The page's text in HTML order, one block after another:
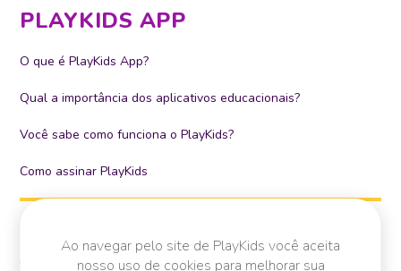
PLAYKIDS APP
O que é PlayKids App?
Qual a importância dos aplicativos educacionais?
Você sabe como funciona o PlayKids?
Como assinar PlayKids
SIGA-NOS
Ao navegar pelo site de PlayKids você aceita
nosso uso de cookies para melhorar sua